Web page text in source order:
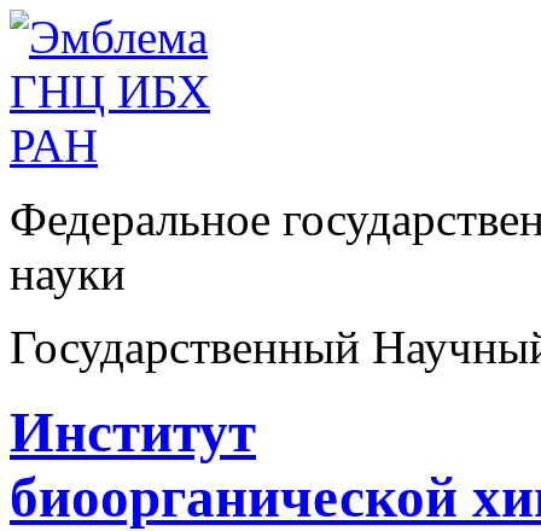
Федеральное
науки
Государственный
Институт
биоорганической